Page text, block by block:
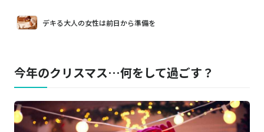
像品入 デキる大人の女性は前日から準備を
今年のクリスマス…何をして過ごす？